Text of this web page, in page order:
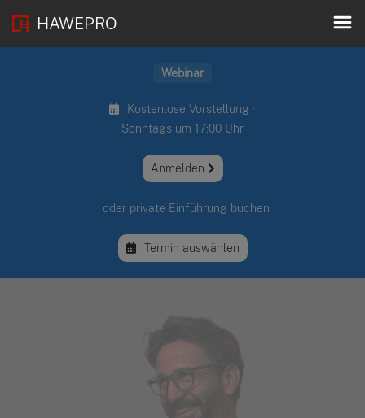
HAWEPRO
Webinar
Kostenlose Vorstellung ·
Sonntags um 17:00 Uhr
Anmelden
oder private Einführung buchen
Termin auswählen